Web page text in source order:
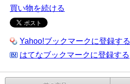
買い物を続ける
Yahoo!ブックマークに登録する
はてなブックマークに登録する